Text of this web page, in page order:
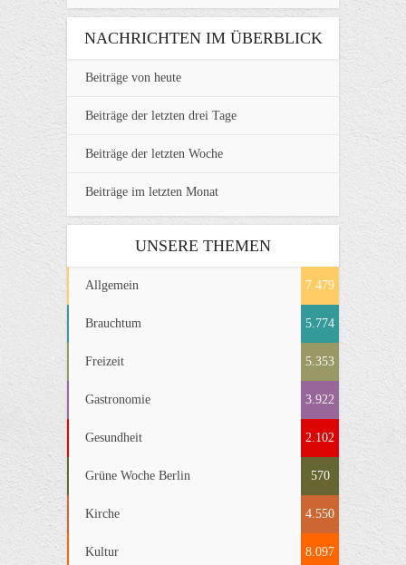
NACHRICHTEN IM ÜBERBLICK
Beiträge von heute
Beiträge der letzten drei Tage
Beiträge der letzten Woche
Beiträge im letzten Monat
UNSERE THEMEN
Allgemein 7.479
Brauchtum 5.774
Freizeit 5.353
Gastronomie 3.922
Gesundheit 2.102
Grüne Woche Berlin 570
Kirche 4.550
Kultur 8.097